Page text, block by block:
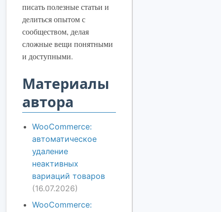
писать полезные статьи и
делиться опытом с
сообществом, делая
сложные вещи понятными
и доступными.
Материалы
автора
WooCommerce:
автоматическое
удаление
неактивных
вариаций товаров
(16.07.2026)
WooCommerce: